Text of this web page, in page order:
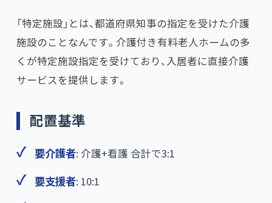
「特定施設」とは、都道府県知事の指定を受けた介護
施設のことなんです。介護付き有料老人ホームの多
くが特定施設指定を受けており、入居者に直接介護
サービスを提供します。
配置基準
要介護者: 介護+看護 合計で3:1
要支援者: 10:1